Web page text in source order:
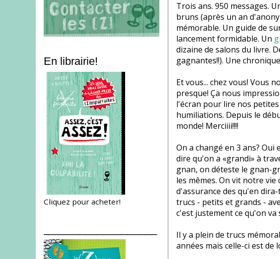
En librairie!
Cliquez pour acheter!
Trois ans. 950 messages.
bruns (après un an
mémorable. Un guide de
lancement formidable. Un
dizaine de salons du livre.
gagnantes!!). Une
Et vous... chez vous! Vous
presque! Ça nous
l'écran pour lire nos
humiliations. Depuis le
monde! Merciiii!!!!
On a changé en 3 ans?
dire qu'on a «grandi» à
gnan, on déteste le gnan-
les mêmes. On vit notre
d'assurance des qu'en
trucs - petits et grands -
c'est justement ce qu'on
Il y a plein de trucs
années mais celle-ci est de